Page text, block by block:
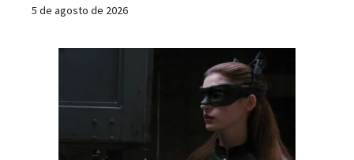
5 de agosto de 2026